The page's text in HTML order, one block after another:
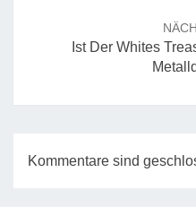
Ist Der Whites
Kommentare sind